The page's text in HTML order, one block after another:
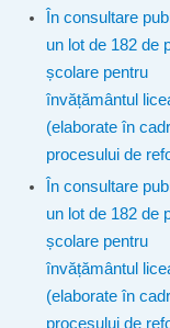
În consultare
un lot de 182 de
școlare pentru
învățământul
(elaborate în
procesului de
În consultare
un lot de 182 de
școlare pentru
învățământul
(elaborate în
procesului de